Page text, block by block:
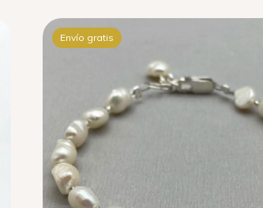
Envío gratis